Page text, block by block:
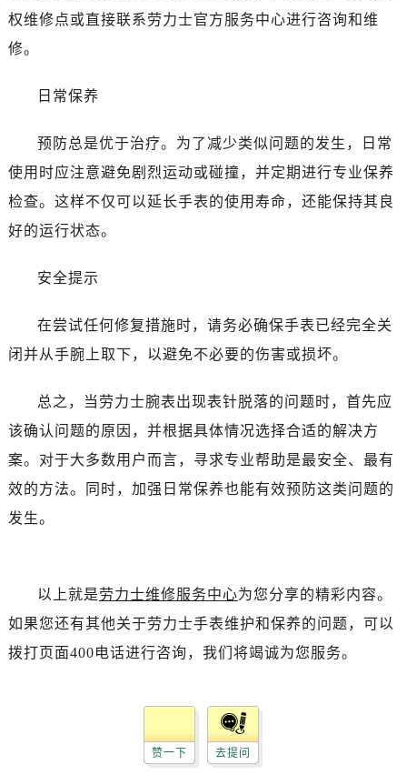
权维修点或直接联系劳力士官方服务中心进行咨询和维
修。
日常保养
预防总是优于治疗。为了减少类似问题的发生，日常
使用时应注意避免剧烈运动或碰撞，并定期进行专业保养
检查。这样不仅可以延长手表的使用寿命，还能保持其良
好的运行状态。
安全提示
在尝试任何修复措施时，请务必确保手表已经完全关
闭并从手腕上取下，以避免不必要的伤害或损坏。
总之，当劳力士腕表出现表针脱落的问题时，首先应
该确认问题的原因，并根据具体情况选择合适的解决方
案。对于大多数用户而言，寻求专业帮助是最安全、最有
效的方法。同时，加强日常保养也能有效预防这类问题的
发生。
以上就是劳力士维修服务中心为您分享的精彩内容。
如果您还有其他关于劳力士手表维护和保养的问题，可以
拨打页面400电话进行咨询，我们将竭诚为您服务。
赞一下 去提问